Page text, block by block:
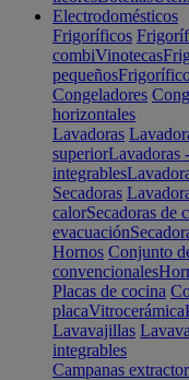
Electrodomésticos
Frigoríficos
combiVinotecas
pequeños
Congeladores
horizontales
Lavadoras
superiorLavadoras
integrables
Secadoras
calorSecadoras de
evacuación
Hornos Conjunto
convencionales
Placas de cocina
placaVitrocerámica
Lavavajillas
integrables
Campanas